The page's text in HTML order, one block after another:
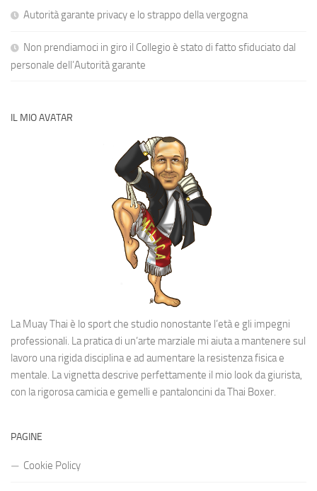
Autorità garante privacy e lo strappo della vergogna
Non prendiamoci in giro il Collegio è stato di fatto sfiduciato dal
personale dell’Autorità garante
IL MIO AVATAR
La Muay Thai è lo sport che studio nonostante l’età e gli impegni
professionali. La pratica di un’arte marziale mi aiuta a mantenere sul
lavoro una rigida disciplina e ad aumentare la resistenza fisica e
mentale. La vignetta descrive perfettamente il mio look da giurista,
con la rigorosa camicia e gemelli e pantaloncini da Thai Boxer.
PAGINE
Cookie Policy